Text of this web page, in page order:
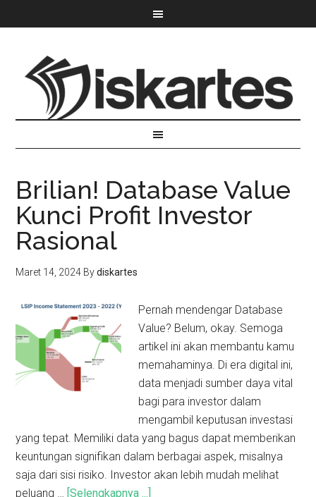
Brilian! Database Value
Kunci Profit Investor
Rasional
Maret 14, 2024 Bydiskartes
Pernah mendengar Database
Value? Belum, okay. Semoga
artikel ini akan membantu kamu
memahaminya. Di era digital ini,
data menjadi sumber daya vital
bagi para investor dalam
mengambil keputusan investasi
yang tepat. Memiliki data yang bagus dapat memberikan
keuntungan signifikan dalam berbagai aspek, misalnya
saja dari sisi risiko. Investor akan lebih mudah melihat
peluang … [Selengkapnya ...]